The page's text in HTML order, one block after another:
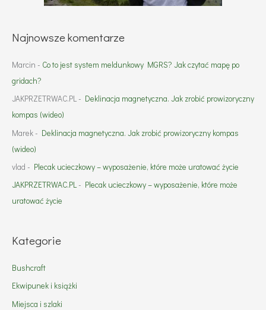
Najnowsze komentarze
Marcin - Co to jest system meldunkowy MGRS? Jak czytać mapę po
gridach?
JAKPRZETRWAC.PL - Deklinacja magnetyczna. Jak zrobić prowizoryczny
kompas (wideo)
Marek - Deklinacja magnetyczna. Jak zrobić prowizoryczny kompas
(wideo)
vlad - Plecak ucieczkowy – wyposażenie, które może uratować życie
JAKPRZETRWAC.PL- Plecak ucieczkowy – wyposażenie, które może
uratować życie
Kategorie
Bushcraft
Ekwipunek i książki
Miejsca i szlaki